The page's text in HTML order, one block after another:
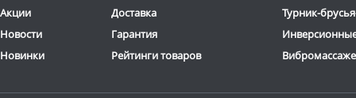
Акции
Новости
Новинки
Доставка
Гарантия
Рейтинги товаров
Турник-